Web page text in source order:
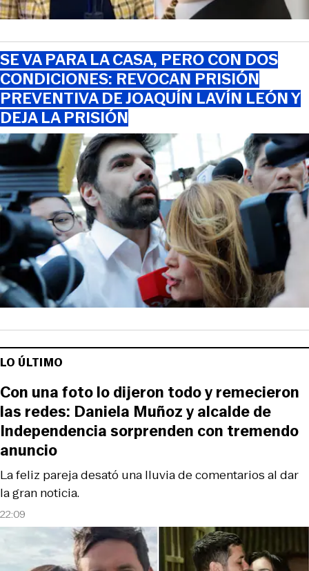
SE VA PARA LA CASA, PERO CON DOS
CONDICIONES: REVOCAN PRISIÓN
PREVENTIVA DE JOAQUÍN LAVÍN LEÓN Y
DEJA LA PRISIÓN
LO ÚLTIMO
22:09
La feliz pareja desató una lluvia de comentarios al dar
la gran noticia.
Con una foto lo dijeron todo y remecieron
las redes: Daniela Muñoz y alcalde de
Independencia sorprenden con tremendo
anuncio